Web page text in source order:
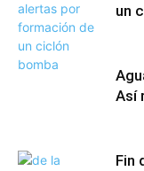
un
Así
Fin